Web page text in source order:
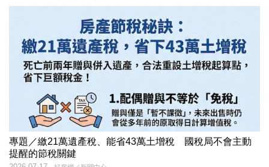
專題／繳21萬遺產稅、能省43萬土增稅 國稅局不會主動
提醒的節稅關鍵